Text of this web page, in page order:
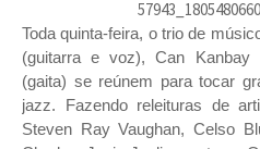
Toda quinta-feira, o trio de
(guitarra e voz), Can Kanbay
(gaita) se reúnem para tocar
jazz. Fazendo releituras de
Steven Ray Vaughan, Celso